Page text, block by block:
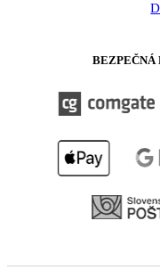
BEZPEČNÁ